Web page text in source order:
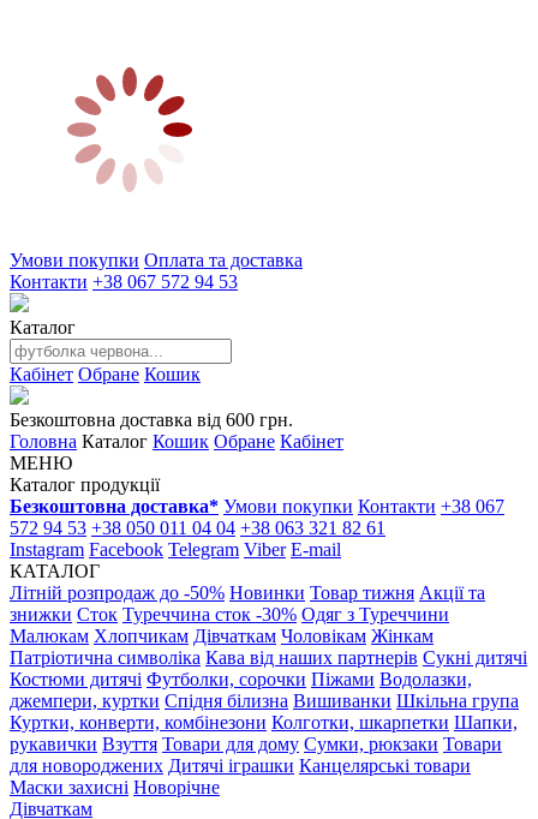
Умови покупки Оплата та доставка
Контакти +38 067 572 94 53
Каталог
Кабінет Обране Кошик
Безкоштовна доставка від 600 грн.
Головна Каталог Кошик Обране Кабінет
МЕНЮ
Каталог продукції
Безкоштовна доставка* Умови покупки Контакти +38 067
572 94 53 +38 050 011 04 04 +38 063 321 82 61
Instagram Facebook Telegram Viber E-mail
КАТАЛОГ
Літній розпродаж до -50% Новинки Товар тижня Акції та
знижки Сток Туреччина сток -30% Одяг з Туреччини
Малюкам Хлопчикам Дівчаткам Чоловікам Жінкам
Патріотична символіка Кава від наших партнерів Сукні дитячі
Костюми дитячі Футболки, сорочки Піжами Водолазки,
джемпери, куртки Спідня білизна Вишиванки Шкільна група
Куртки, конверти, комбінезони Колготки, шкарпетки Шапки,
рукавички Взуття Товари для дому Сумки, рюкзаки Товари
для новороджених Дитячі іграшки Канцелярські товари
Маски захисні Новорічне
Дівчаткам